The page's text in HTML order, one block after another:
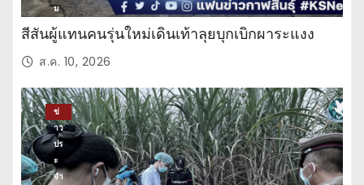
ม
บั
น
เ
ง
สีสันผู้แทนคนรุ่นใหม่เดินเท้าลุยบุกเบิกผาระแงง
ส.ค. 10, 2026
ข่
าว
ปร
ะ
จำ